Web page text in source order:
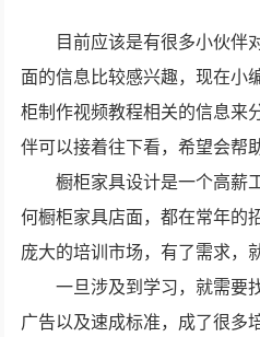
目前应该是有很多小伙伴
面的信息比较感兴趣，现在小
柜制作视频教程相关的信息来
伴可以接着往下看，希望会帮
橱柜家具设计是一个高薪
何橱柜家具店面，都在常年的
庞大的培训市场，有了需求，
一旦涉及到学习，就需要
广告以及速成标准，成了很多